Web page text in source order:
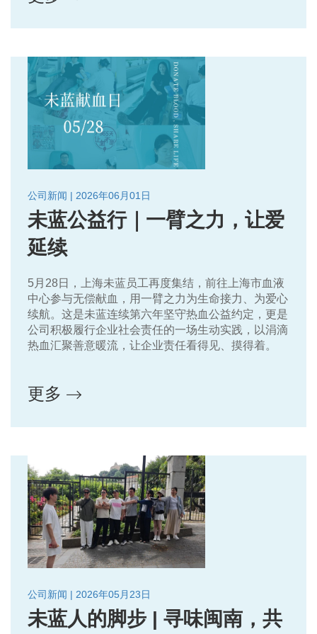
公司新闻 | 2026年06月01日
未蓝公益行｜一臂之力，让爱
延续
5月28日，上海未蓝员工再度集结，前往上海市血液
中心参与无偿献血，用一臂之力为生命接力、为爱心
续航。这是未蓝连续第六年坚守热血公益约定，更是
公司积极履行企业社会责任的一场生动实践，以涓滴
热血汇聚善意暖流，让企业责任看得见、摸得着。
更多
公司新闻 | 2026年05月23日
未蓝人的脚步 | 寻味闽南，共